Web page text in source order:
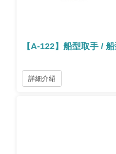
【A-122】船型取手 /
詳細介紹